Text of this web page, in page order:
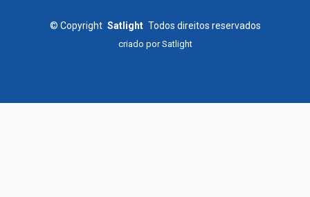
© Copyright Satlight Todos direitos reservados
criado porSatlight